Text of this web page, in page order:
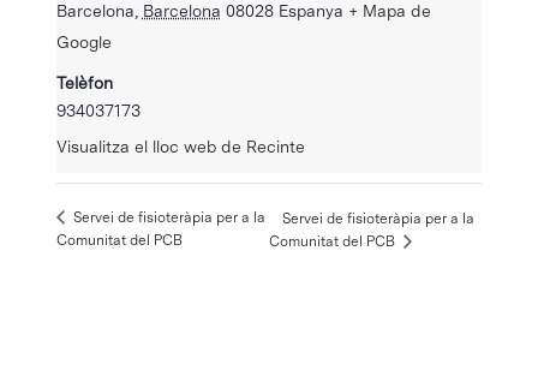
Barcelona Barcelona 08028 Espanya + Mapa de
Google
Telèfon
934037173
Visualitza el lloc web de Recinte
Servei de fisioteràpia per a la
Comunitat del PCB
Servei de fisioteràpia per a la
Comunitat del PCB